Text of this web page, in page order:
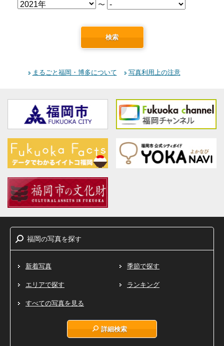
〜
検索
まるごと福岡・博多について 写真利用上の注意
福岡の写真を探す
新着写真 季節で探す
エリアで探す ランキング
すべての写真を見る
詳細検索